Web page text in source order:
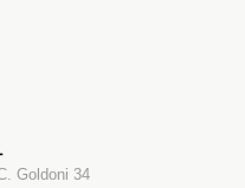
Goldoni 34